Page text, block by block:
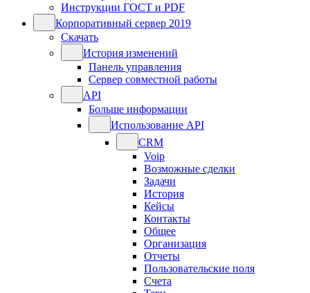
Инструкции ГОСТ и PDF
Корпоративный сервер 2019
Скачать
История изменений
Панель управления
Сервер совместной работы
API
Больше информации
Использование API
CRM
Voip
Возможные сделки
Задачи
История
Кейсы
Контакты
Общее
Организация
Отчеты
Пользовательские поля
Счета